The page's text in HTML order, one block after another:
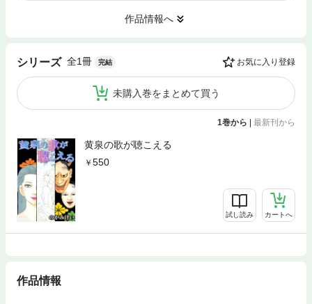
作品情報へ
シリーズ 全1冊 完結 お気に入り登録
未購入巻をまとめて買う
1巻から | 最新刊から
黄泉の歌が聴こえる
550
試し読み カートへ
作品情報